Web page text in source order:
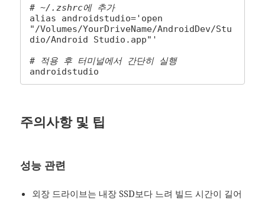
# ~/.zshrc에 추가
alias androidstudio='open
"/Volumes/YourDriveName/AndroidDev/Stu
dio/Android Studio.app"'
# 적용 후 터미널에서 간단히 실행
androidstudio
주의사항 및 팁
성능 관련
외장 드라이브는 내장 SSD보다 느려 빌드 시간이 길어